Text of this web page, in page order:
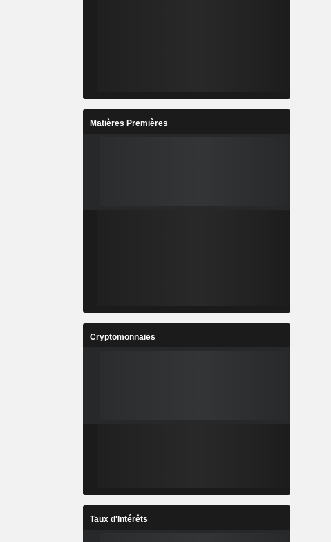
Matières Premières
Cryptomonnaies
Taux d'Intérêts